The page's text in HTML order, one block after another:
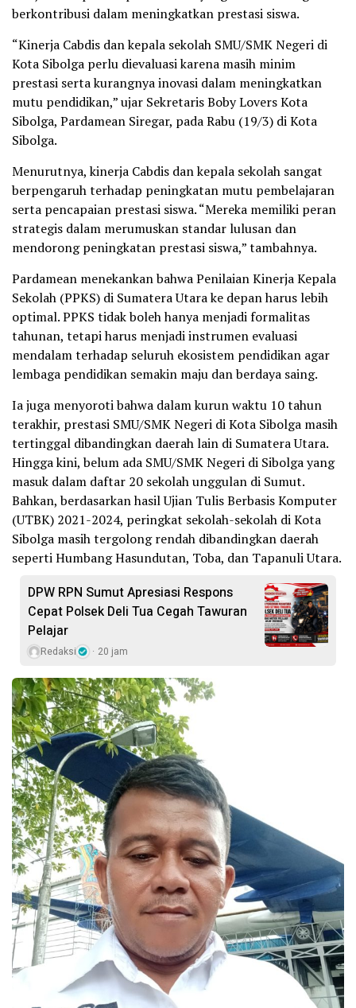
berkontribusi dalam meningkatkan prestasi siswa.
“Kinerja Cabdis dan kepala sekolah SMU/SMK Negeri di
Kota Sibolga perlu dievaluasi karena masih minim
prestasi serta kurangnya inovasi dalam meningkatkan
mutu pendidikan,” ujar Sekretaris Boby Lovers Kota
Sibolga, Pardamean Siregar, pada Rabu (19/3) di Kota
Sibolga.
Menurutnya, kinerja Cabdis dan kepala sekolah sangat
berpengaruh terhadap peningkatan mutu pembelajaran
serta pencapaian prestasi siswa. “Mereka memiliki peran
strategis dalam merumuskan standar lulusan dan
mendorong peningkatan prestasi siswa,” tambahnya.
Pardamean menekankan bahwa Penilaian Kinerja Kepala
Sekolah (PPKS) di Sumatera Utara ke depan harus lebih
optimal. PPKS tidak boleh hanya menjadi formalitas
tahunan, tetapi harus menjadi instrumen evaluasi
mendalam terhadap seluruh ekosistem pendidikan agar
lembaga pendidikan semakin maju dan berdaya saing.
Ia juga menyoroti bahwa dalam kurun waktu 10 tahun
terakhir, prestasi SMU/SMK Negeri di Kota Sibolga masih
tertinggal dibandingkan daerah lain di Sumatera Utara.
Hingga kini, belum ada SMU/SMK Negeri di Sibolga yang
masuk dalam daftar 20 sekolah unggulan di Sumut.
Bahkan, berdasarkan hasil Ujian Tulis Berbasis Komputer
(UTBK) 2021-2024, peringkat sekolah-sekolah di Kota
Sibolga masih tergolong rendah dibandingkan daerah
seperti Humbang Hasundutan, Toba, dan Tapanuli Utara.
DPW RPN Sumut Apresiasi Respons
Cepat Polsek Deli Tua Cegah Tawuran
Pelajar
Redaksi 20 jam